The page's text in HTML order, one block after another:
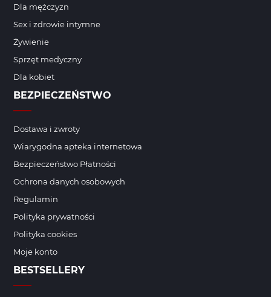
Dla mężczyzn
Sex i zdrowie intymne
Żywienie
Sprzęt medyczny
Dla kobiet
BEZPIECZEŃSTWO
Dostawa i zwroty
Wiarygodna apteka internetowa
Bezpieczeństwo Płatności
Ochrona danych osobowych
Regulamin
Polityka prywatności
Polityka cookies
Moje konto
BESTSELLERY